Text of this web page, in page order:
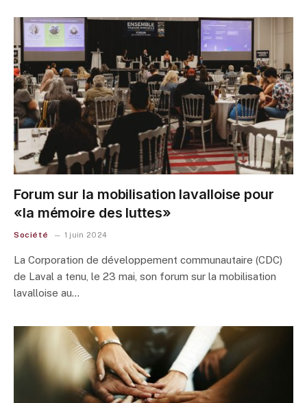
Forum sur la mobilisation lavalloise pour
«la mémoire des luttes»
Société 1 juin 2024
La Corporation de développement communautaire (CDC)
de Laval a tenu, le 23 mai, son forum sur la mobilisation
lavalloise au…